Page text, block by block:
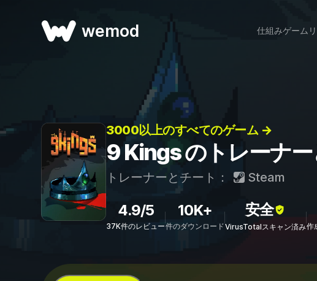
wemod 仕組みゲーム
3000以上のすべてのゲーム →
9 Kings のトレーナー
トレーナーとチート： Steam
4.9/5
37K件のレビュー
10K+
件のダウンロード
安全
VirusTotalスキャン済み作